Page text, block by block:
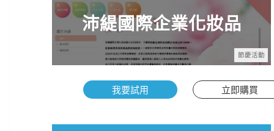
沛緹國際企業化妝品
節慶活動
我要試用 立即購買